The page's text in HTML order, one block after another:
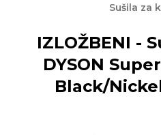
Sušila za
IZLOŽBENI -
DYSON
Black/